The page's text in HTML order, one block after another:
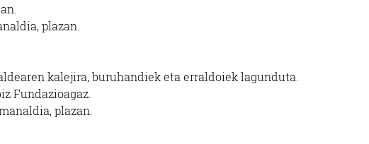
plazan.
kalejira,buruhandiek eta erraldoiek lagunduta.
Fundazioagaz.
plazan.